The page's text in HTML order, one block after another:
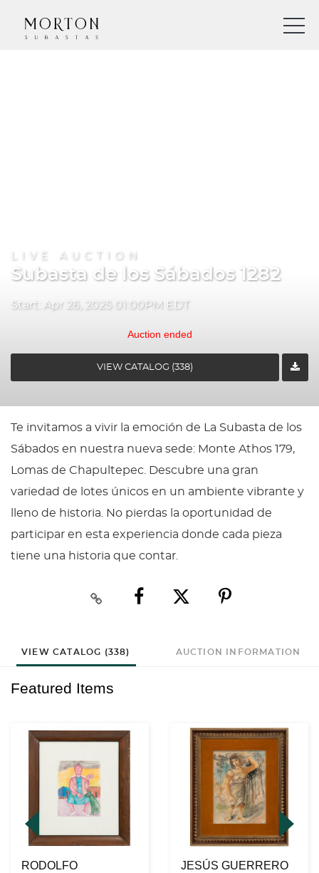
LIVE AUCTION
Subasta de los Sábados 1282
Start: Apr 26, 2025 01:00PM EDT
Auction ended
VIEW CATALOG (338)
Te invitamos a vivir la emoción de La Subasta de los
Sábados en nuestra nueva sede: Monte Athos 179,
Lomas de Chapultepec. Descubre una gran
variedad de lotes únicos en un ambiente vibrante y
lleno de historia. No pierdas la oportunidad de
participar en esta experiencia donde cada pieza
tiene una historia que contar.
VIEW CATALOG (338) AUCTION INFORMATION
Featured Items
RODOLFO
JESÚS GUERRERO